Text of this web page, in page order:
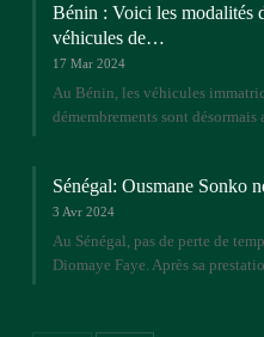
Bénin : Voici les modalités
véhicules de…
17 Mar 2024
Au Bénin, les véhicules
démembrements sont désormais
Sénégal: Ousmane Sonko
3 Avr 2024
Au Sénégal, pas de perte de
Diomaye Faye. Après sa